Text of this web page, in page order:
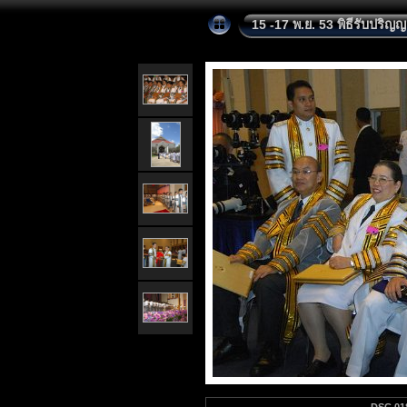
15 -17 พ.ย. 53 พิธีรับปริญ